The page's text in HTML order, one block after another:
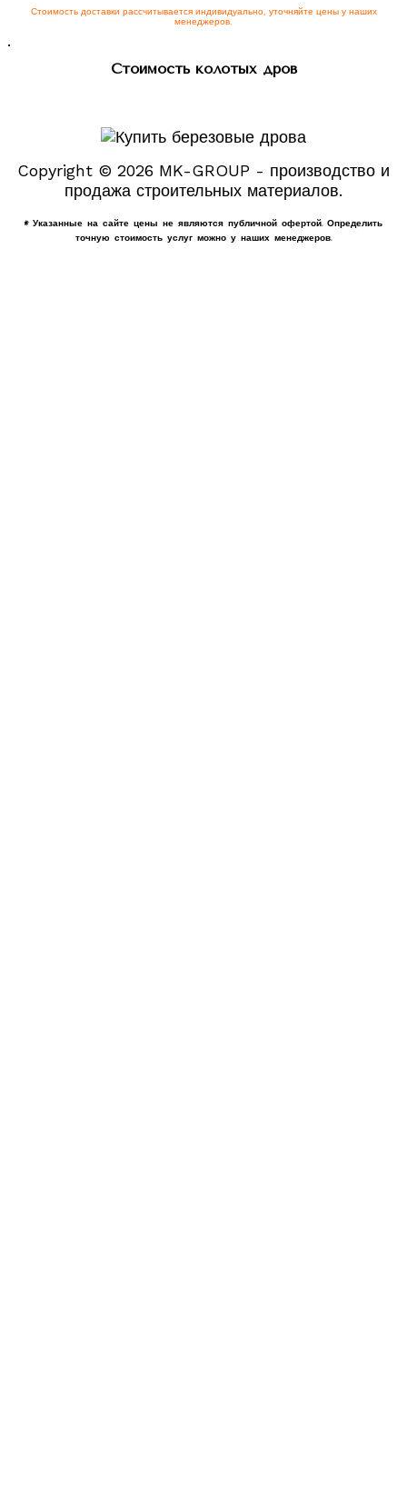
Стоимость доставки рассчитывается индивидуально, уточняйте цены у наших
менеджеров.
.
Стоимость колотых дров
Copyright © 2026 MK-GROUP - производство и
продажа строительных материалов.
* Указанные на сайте цены не являются публичной офертой. Определить
точную стоимость услуг можно у наших менеджеров.